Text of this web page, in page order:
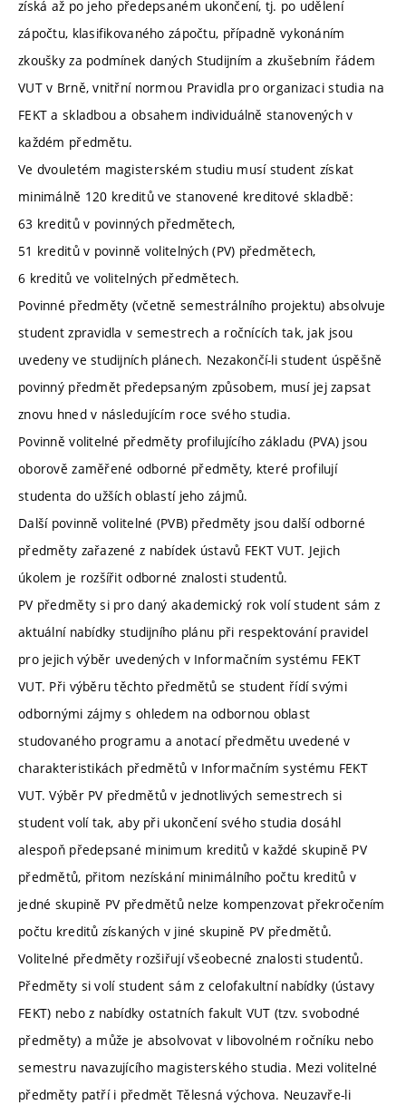
získá až po jeho předepsaném ukončení, tj. po udělení
zápočtu, klasifikovaného zápočtu, případně vykonáním
zkoušky za podmínek daných Studijním a zkušebním řádem
VUT v Brně, vnitřní normou Pravidla pro organizaci studia na
FEKT a skladbou a obsahem individuálně stanovených v
každém předmětu.
Ve dvouletém magisterském studiu musí student získat
minimálně 120 kreditů ve stanovené kreditové skladbě:
63 kreditů v povinných předmětech,
51 kreditů v povinně volitelných (PV) předmětech,
6 kreditů ve volitelných předmětech.
Povinné předměty (včetně semestrálního projektu) absolvuje
student zpravidla v semestrech a ročnících tak, jak jsou
uvedeny ve studijních plánech. Nezakončí-li student úspěšně
povinný předmět předepsaným způsobem, musí jej zapsat
znovu hned v následujícím roce svého studia.
Povinně volitelné předměty profilujícího základu (PVA) jsou
oborově zaměřené odborné předměty, které profilují
studenta do užších oblastí jeho zájmů.
Další povinně volitelné (PVB) předměty jsou další odborné
předměty zařazené z nabídek ústavů FEKT VUT. Jejich
úkolem je rozšířit odborné znalosti studentů.
PV předměty si pro daný akademický rok volí student sám z
aktuální nabídky studijního plánu při respektování pravidel
pro jejich výběr uvedených v Informačním systému FEKT
VUT. Při výběru těchto předmětů se student řídí svými
odbornými zájmy s ohledem na odbornou oblast
studovaného programu a anotací předmětu uvedené v
charakteristikách předmětů v Informačním systému FEKT
VUT. Výběr PV předmětů v jednotlivých semestrech si
student volí tak, aby při ukončení svého studia dosáhl
alespoň předepsané minimum kreditů v každé skupině PV
předmětů, přitom nezískání minimálního počtu kreditů v
jedné skupině PV předmětů nelze kompenzovat překročením
počtu kreditů získaných v jiné skupině PV předmětů.
Volitelné předměty rozšiřují všeobecné znalosti studentů.
Předměty si volí student sám z celofakultní nabídky (ústavy
FEKT) nebo z nabídky ostatních fakult VUT (tzv. svobodné
předměty) a může je absolvovat v libovolném ročníku nebo
semestru navazujícího magisterského studia. Mezi volitelné
předměty patří i předmět Tělesná výchova. Neuzavře-li